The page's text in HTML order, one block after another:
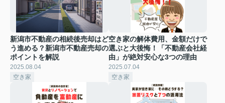
新潟市不動産の相続後売却はど
う進める？新潟市不動産売却の
ポイントを解説
2025.08.04
空き家
空き家の解体費用、金額だけで
選ぶと大後悔！「不動産会社経
由」が絶対安心な3つの理由
2025.07.04
空き家